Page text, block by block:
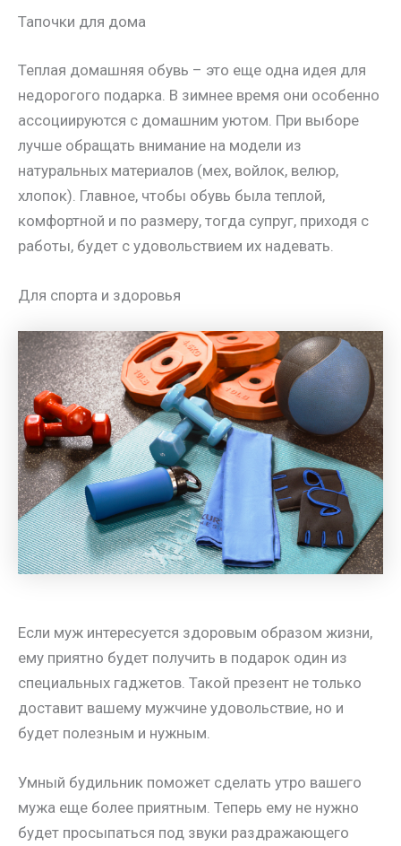
Тапочки для дома
Теплая домашняя обувь – это еще одна идея для
недорогого подарка. В зимнее время они особенно
ассоциируются с домашним уютом. При выборе
лучше обращать внимание на модели из
натуральных материалов (мех, войлок, велюр,
хлопок). Главное, чтобы обувь была теплой,
комфортной и по размеру, тогда супруг, приходя с
работы, будет с удовольствием их надевать.
Для спорта и здоровья
Если муж интересуется здоровым образом жизни,
ему приятно будет получить в подарок один из
специальных гаджетов. Такой презент не только
доставит вашему мужчине удовольствие, но и
будет полезным и нужным.
Умный будильник поможет сделать утро вашего
мужа еще более приятным. Теперь ему не нужно
будет просыпаться под звуки раздражающего